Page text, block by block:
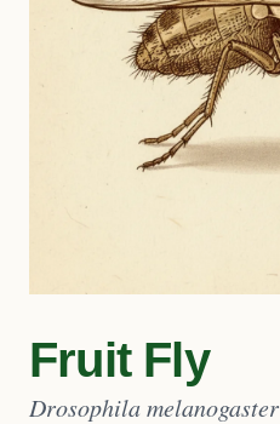
Fruit Fly
Drosophila melanogaster